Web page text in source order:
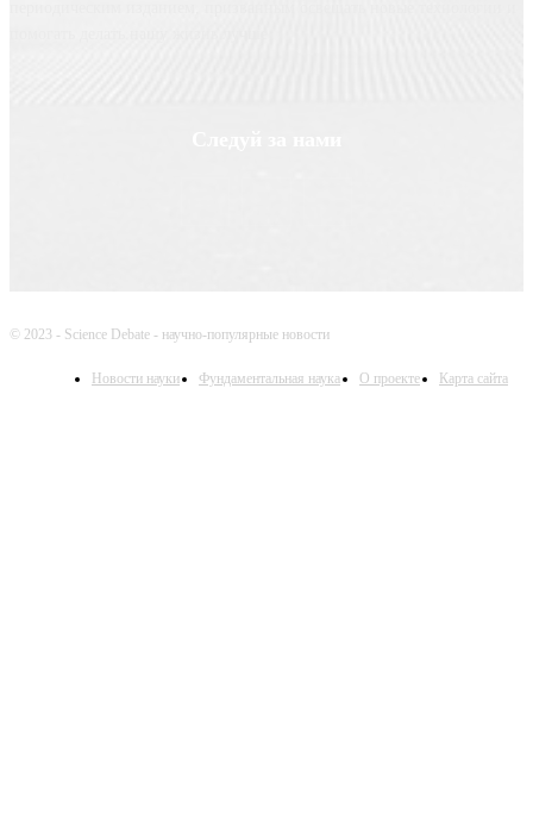
© 2023 - Science Debate - научно-популярные новости
Новости науки Фундаментальная наука О проекте Карта сайта